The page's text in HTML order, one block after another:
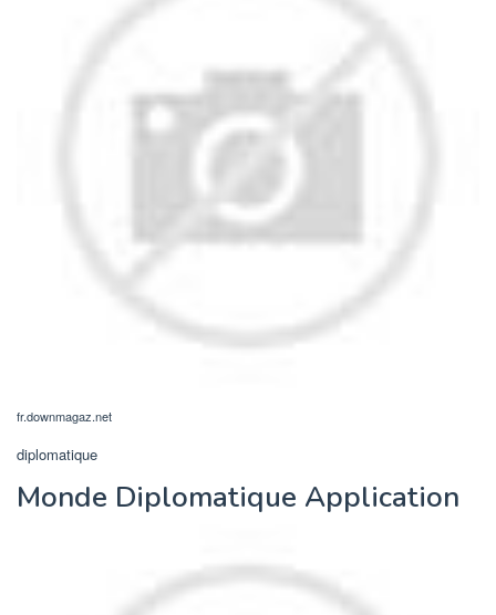
fr.downmagaz.net
diplomatique
Monde Diplomatique Application